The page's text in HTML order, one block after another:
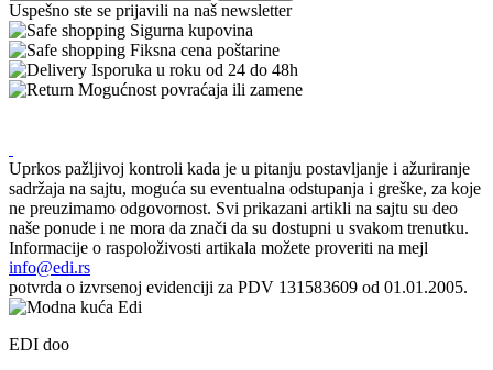
Uspešno ste se prijavili na naš newsletter
Sigurna kupovina
Fiksna cena poštarine
Isporuka u roku od 24 do 48h
Mogućnost povraćaja ili zamene
Uprkos pažljivoj kontroli kada je u pitanju postavljanje i ažuriranje
sadržaja na sajtu, moguća su eventualna odstupanja i greške, za koje
ne preuzimamo odgovornost. Svi prikazani artikli na sajtu su deo
naše ponude i ne mora da znači da su dostupni u svakom trenutku.
Informacije o raspoloživosti artikala možete proveriti na mejl
info@edi.rs
potvrda o izvrsenoj evidenciji za PDV 131583609 od 01.01.2005.
EDI doo